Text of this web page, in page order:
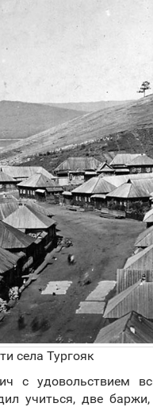
села Тургояк
с удовольствием
учиться, две